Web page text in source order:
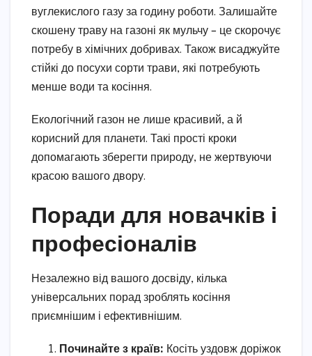
вуглекислого газу за годину роботи. Залишайте
скошену траву на газоні як мульчу – це скорочує
потребу в хімічних добривах. Також висаджуйте
стійкі до посухи сорти трави, які потребують
менше води та косіння.
Екологічний газон не лише красивий, а й
корисний для планети. Такі прості кроки
допомагають зберегти природу, не жертвуючи
красою вашого двору.
Поради для новачків і
професіоналів
Незалежно від вашого досвіду, кілька
універсальних порад зроблять косіння
приємнішим і ефективнішим.
Починайте з країв: Косіть уздовж доріжок